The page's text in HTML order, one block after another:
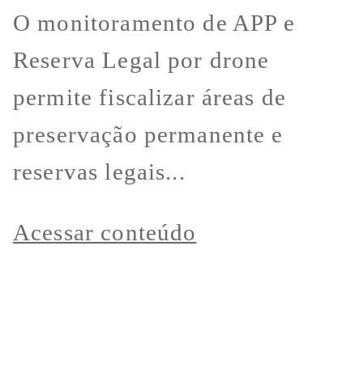
O monitoramento de APP e
Reserva Legal por drone
permite fiscalizar áreas de
preservação permanente e
reservas legais...
Acessar conteúdo